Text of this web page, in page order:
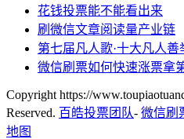
花钱投票能不能看出来
刷微信文章阅读量产业链
第七届凡人歌·十大凡人善
微信刷票如何快速涨票拿
Copyright https://
Reserved. 百皓投票团队- 微信刷
地图